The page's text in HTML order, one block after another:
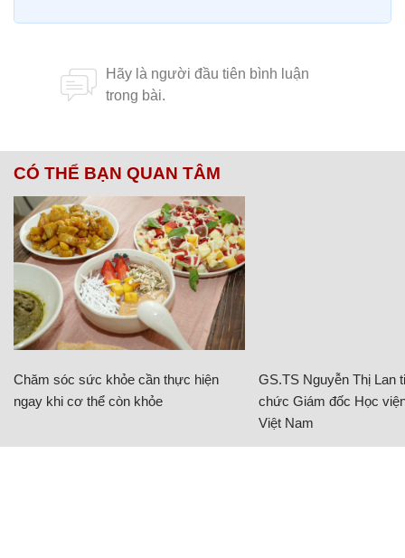
CÓ THỂ BẠN QUAN TÂM
Chăm sóc sức khỏe cần thực hiện
ngay khi cơ thể còn khỏe
GS.TS Nguyễn Thị Lan
chức Giám đốc Học
Việt Nam